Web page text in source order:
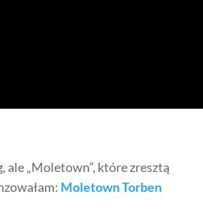
ale „Moletown”, które zresztą
Moletown Torben